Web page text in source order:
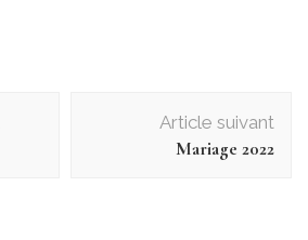
Article suivant
Mariage 2022